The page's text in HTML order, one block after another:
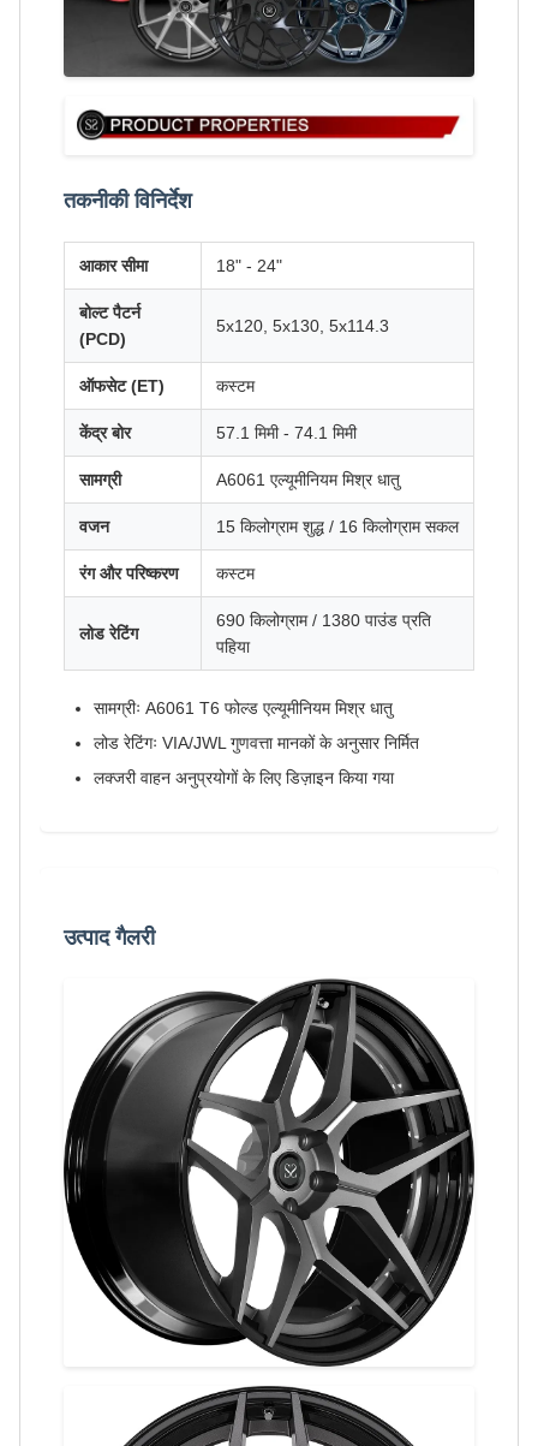
तकनीकी विनिर्देश
आकार सीमा 18" - 24"
बोल्ट पैटर्न
(PCD)
5x120, 5x130, 5x114.3
ऑफसेट (ET) कस्टम
केंद्र बोर 57.1 मिमी - 74.1 मिमी
सामग्री A6061 एल्यूमीनियम मिश्र धातु
वजन 15 किलोग्राम शुद्ध / 16 किलोग्राम सकल
रंग और परिष्करण कस्टम
लोड रेटिंग
690 किलोग्राम / 1380 पाउंड प्रति
पहिया
सामग्रीः A6061 T6 फोल्ड एल्यूमीनियम मिश्र धातु
लोड रेटिंगः VIA/JWL गुणवत्ता मानकों के अनुसार निर्मित
लक्जरी वाहन अनुप्रयोगों के लिए डिज़ाइन किया गया
उत्पाद गैलरी